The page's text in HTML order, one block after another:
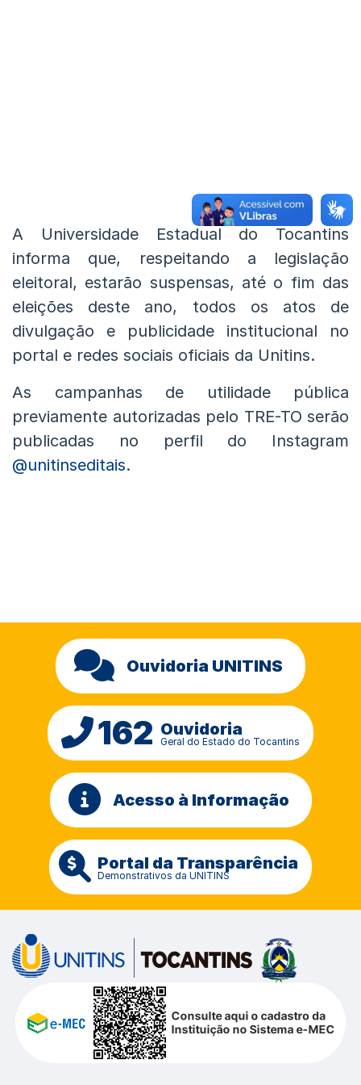
A Universidade Estadual do Tocantins
informa que, respeitando a legislação
eleitoral, estarão suspensas, até o fim das
eleições deste ano, todos os atos de
divulgação e publicidade institucional no
portal e redes sociais oficiais da Unitins.
As campanhas de utilidade pública
previamente autorizadas pelo TRE-TO serão
publicadas no perfil do Instagram
@unitinseditais.
Ouvidoria UNITINS
162 Ouvidoria
Geral do Estado do Tocantins
Acesso à Informação
Portal da Transparência
Demonstrativos da UNITINS